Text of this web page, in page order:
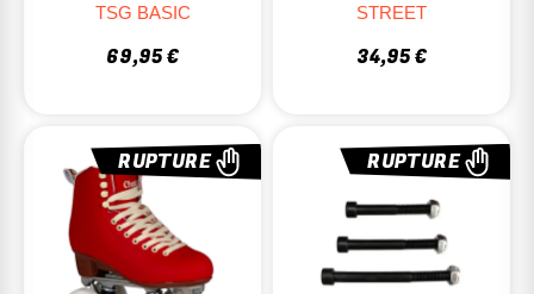
TSG BASIC
69,95 €
STREET
34,95 €
RUPTURE RUPTURE